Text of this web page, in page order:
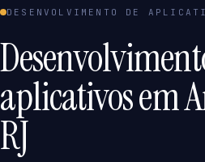
DESENVOLVIMENTO DE
aplicativos em
RJ